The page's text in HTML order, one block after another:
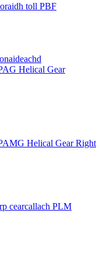
toll PBF
Helical Gear
Helical Gear Right
cearcallach PLM